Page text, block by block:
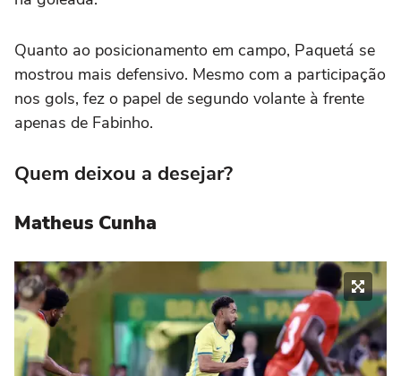
Quanto ao posicionamento em campo, Paquetá se
mostrou mais defensivo. Mesmo com a participação
nos gols, fez o papel de segundo volante à frente
apenas de Fabinho.
Quem deixou a desejar?
Matheus Cunha